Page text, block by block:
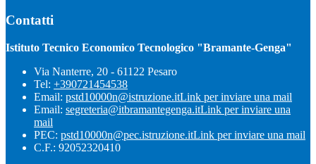
Contatti
Istituto Tecnico Economico Tecnologico "Bramante-Genga"
Via Nanterre, 20 - 61122 Pesaro
Tel: +390721454538
Email: pstd10000n@istruzione.itLink per inviare una mail
Email: segreteria@itbramantegenga.itLink per inviare una
mail
PEC: pstd10000n@pec.istruzione.itLink per inviare una mail
C.F.: 92052320410